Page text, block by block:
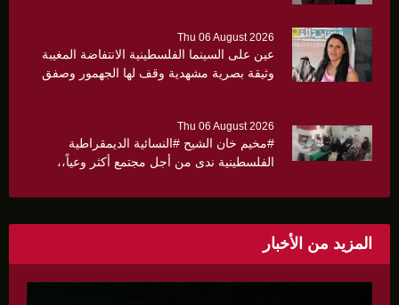
Thu 06 August 2026
عين على السينما الفلسطينية الانتفاضة المغيبة
وثيقة بصرية مشهدية وقف لها الجهمور وصفق
Thu 06 August 2026
#مخيم خان الشيح #النسائية الديمقراطية
الفلسطينية ندى من أجل مجتمع أكثر وعياً،،
بروشورات توعوية على سيدات الحي.
المزيد من الأخبار